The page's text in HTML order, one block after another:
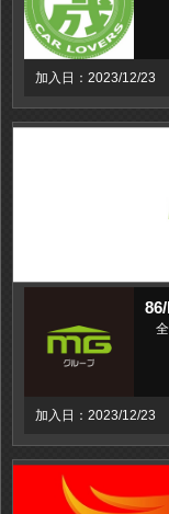
加入日：2023/12/23
加入日：2023/12/23